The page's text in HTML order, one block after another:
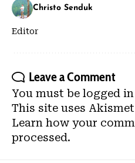
Christo Senduk
Editor
Leave a Comment
You must be logged in
This site uses
Learn how your
processed.